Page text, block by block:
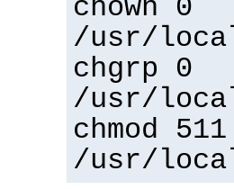
chown 0
/usr/
chgrp 0
/usr/
chmod 511
/usr/